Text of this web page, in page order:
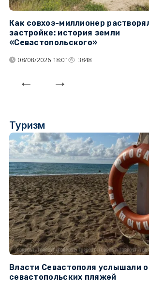
Как совхоз-миллионер
застройке: история земли
«Севастопольского»
08/08/2026 18:01 3848
Туризм
Власти Севастополя услышали
севастопольских пляжей